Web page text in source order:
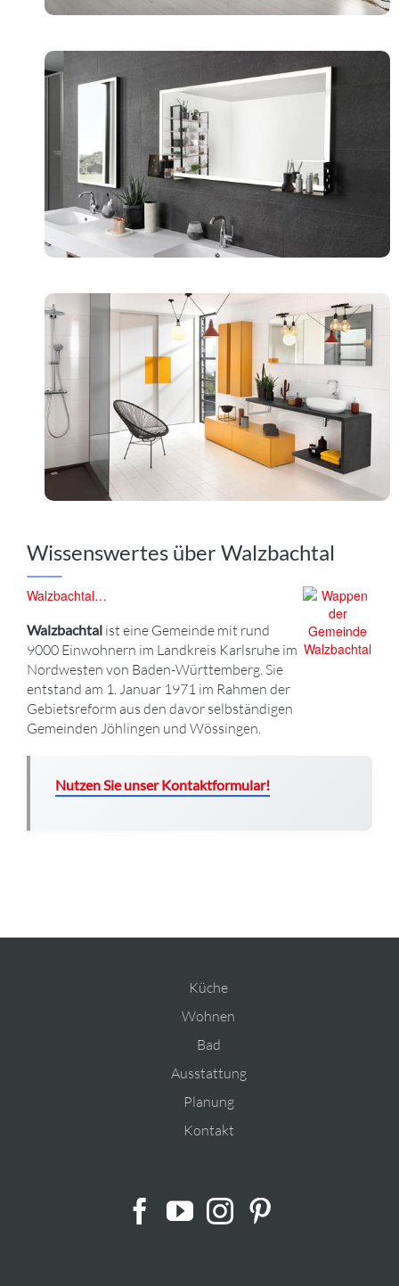
Wissenswertes über Walzbachtal
Walzbachtal…
Walzbachtal ist eine Gemeinde mit rund
9000 Einwohnern im Landkreis Karlsruhe im
Nordwesten von Baden-Württemberg. Sie
entstand am 1. Januar 1971 im Rahmen der
Gebietsreform aus den davor selbständigen
Gemeinden Jöhlingen und Wössingen.
Nutzen Sie unser Kontaktformular!
Küche
Wohnen
Bad
Ausstattung
Planung
Kontakt